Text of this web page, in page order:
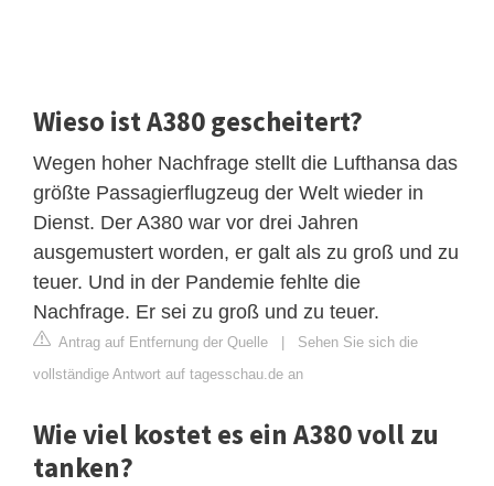
Wieso ist A380 gescheitert?
Wegen hoher Nachfrage stellt die Lufthansa das
größte Passagierflugzeug der Welt wieder in
Dienst. Der A380 war vor drei Jahren
ausgemustert worden, er galt als zu groß und zu
teuer. Und in der Pandemie fehlte die
Nachfrage. Er sei zu groß und zu teuer.
Antrag auf Entfernung der Quelle | Sehen Sie sich die
vollständige Antwort auf tagesschau.de an
Wie viel kostet es ein A380 voll zu
tanken?